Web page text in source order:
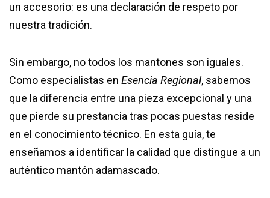
un accesorio: es una declaración de respeto por
nuestra tradición.
Sin embargo, no todos los mantones son iguales.
Como especialistas en Esencia Regional, sabemos
que la diferencia entre una pieza excepcional y una
que pierde su prestancia tras pocas puestas reside
en el conocimiento técnico. En esta guía, te
enseñamos a identificar la calidad que distingue a un
auténtico mantón adamascado.